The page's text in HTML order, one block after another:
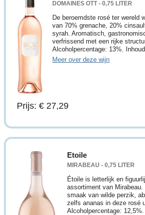
DOMAINES OTT - 0,75 LITER
De beroemdste rosé ter wereld
van 70% grenache, 20%
syrah. Aromatisch,
verfrissend met een rijke
Alcoholpercentage: 13%.
Meer over deze wijn
Prijs: € 27,29
Etoile
MIRABEAU - 0,75 LITER
Étoile is letterlijk en
assortiment van
smaak van wilde perzik,
zelfs ananas in deze rosé
Alcoholpercentage: 12,5%.